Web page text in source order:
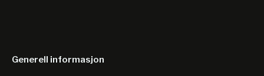
Generell informasjon